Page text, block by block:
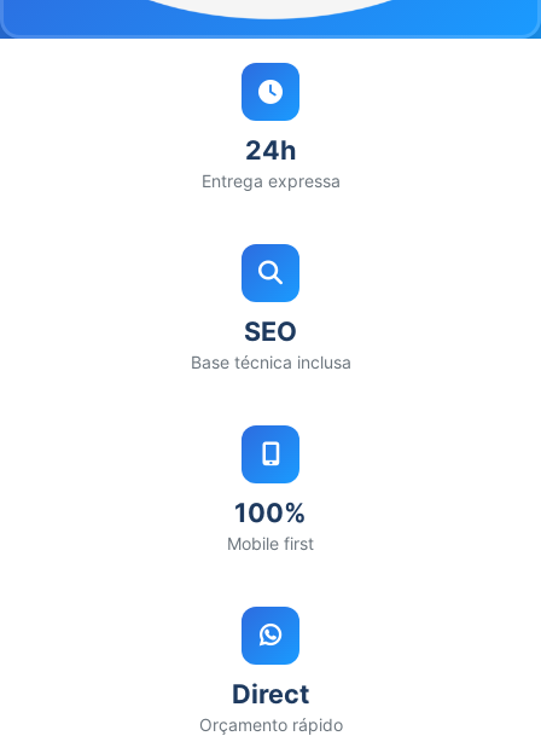
24h
Entrega expressa
SEO
Base técnica inclusa
100%
Mobile first
Direct
Orçamento rápido